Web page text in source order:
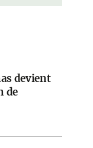
devient
de